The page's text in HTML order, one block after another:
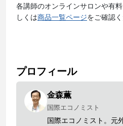
各講師のオンラインサロンや有
しくは商品一覧ページをご確認く
プロフィール
金森薫
国際エコノミスト
国際エコノミスト。元